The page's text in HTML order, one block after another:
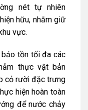
nét tự nhiên
hữu, nhằm giữ
vực.
tồn tối đa các
thực vật bản
cỏ rười đặc trưng
hiện hoàn toàn
để nước chảy